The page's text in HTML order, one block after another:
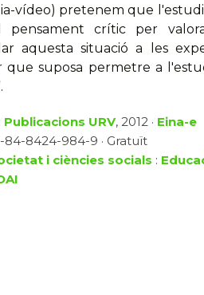
vídeo) pretenem que
pensament crític per
aquesta situació a les
que suposa permetre a
Publicacions URV, 2012 · Eina-e
84-8424-984-9 · Gratuït
i ciències socials :